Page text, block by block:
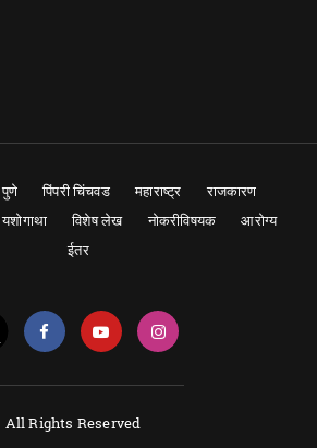
पुणे पिंपरी चिंचवड महाराष्ट्र
राजकारण
यशोगाथा विशेष लेख नोकरीविषयक
आरोग्य
ईतर
All Rights Reserved